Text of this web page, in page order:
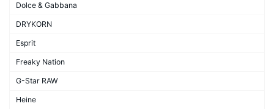
Dolce & Gabbana
DRYKORN
Esprit
Freaky Nation
G-Star RAW
Heine